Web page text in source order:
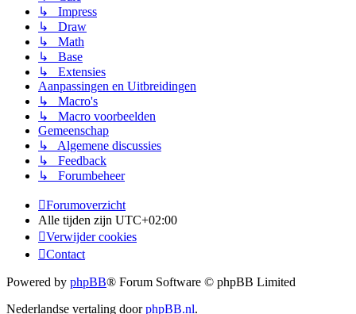
↳ Impress
↳ Draw
↳ Math
↳ Base
↳ Extensies
Aanpassingen en Uitbreidingen
↳ Macro's
↳ Macro voorbeelden
Gemeenschap
↳ Algemene discussies
↳ Feedback
↳ Forumbeheer
Forumoverzicht
Alle tijden zijn UTC+02:00
Verwijder cookies
Contact
Powered by phpBB® Forum Software © phpBB Limited
Nederlandse vertaling doorphpBB.nl.